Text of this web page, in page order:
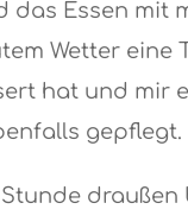
das Essen mit
Wetter eine
hat und mir
gepflegt.
Stunde